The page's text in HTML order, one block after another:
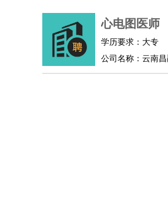
心电图医师
学历要求：大专
公司名称：云南